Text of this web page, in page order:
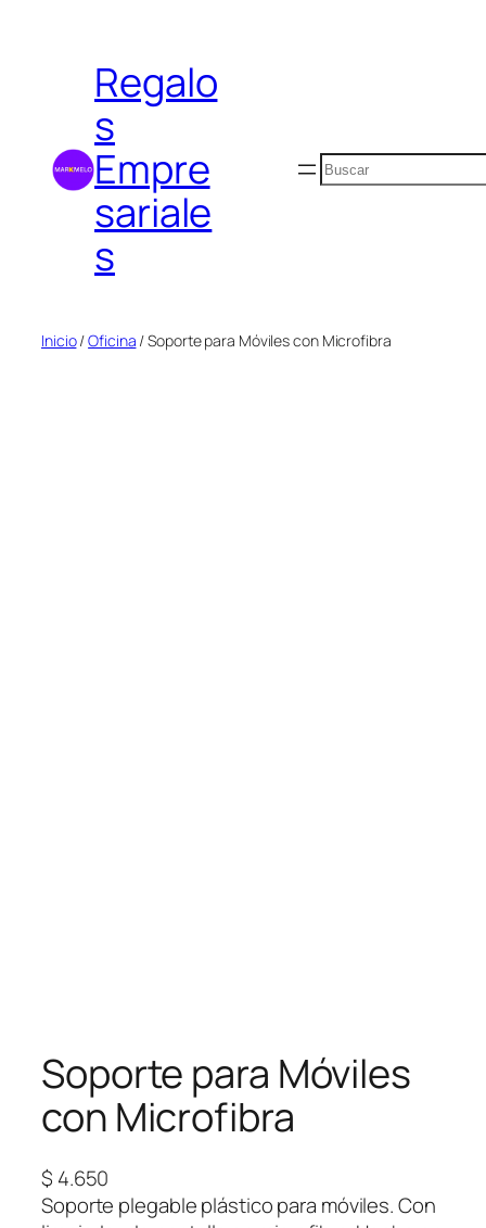
contenidoRegalo
s
Empre
sariale
s
Buscar
Inicio/Oficina / Soporte para Móviles con Microfibra
Soporte para Móviles
con Microfibra
$ 4.650
Soporte plegable plástico para móviles. Con